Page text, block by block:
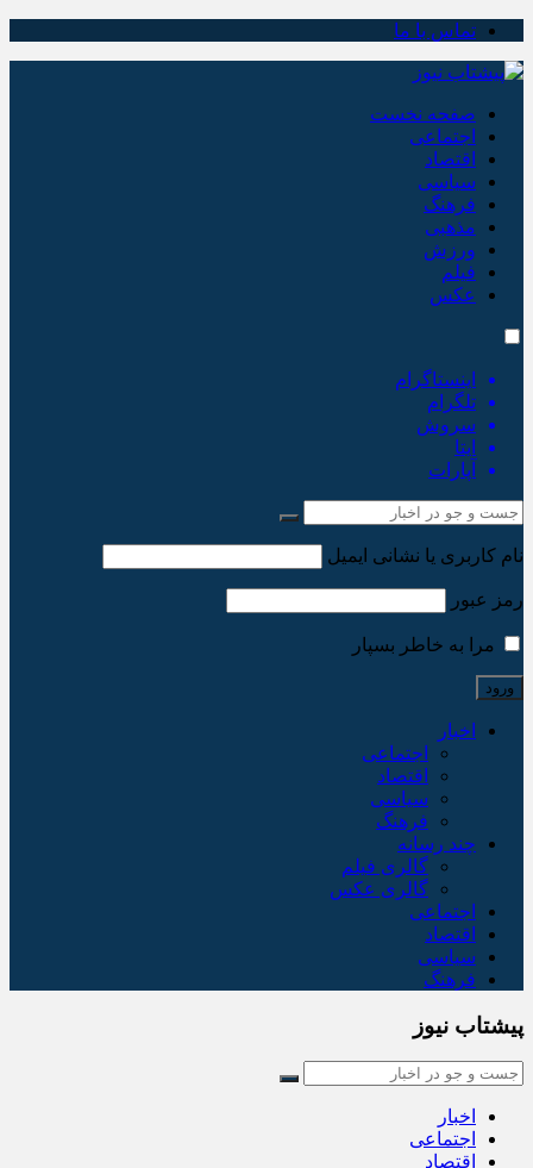
تماس با ما
صفحه نخست
اجتماعی
اقتصاد
سیاسی
فرهنگ
مذهبی
ورزش
فیلم
عکس
اینستاگرام
تلگرام
سروش
ایتا
آپارات
نام کاربری یا نشانی ایمیل
رمز عبور
مرا به خاطر بسپار
اخبار
اجتماعی
اقتصاد
سیاسی
فرهنگ
چند رسانه
گالری فیلم
گالری عکس
اجتماعی
اقتصاد
سیاسی
فرهنگ
پیشتاب نیوز
اخبار
اجتماعی
اقتصاد